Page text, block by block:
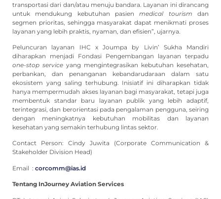
transportasi dari dan/atau menuju bandara. Layanan ini dirancang
untuk mendukung kebutuhan pasienmedical tourism dan
segmen prioritas, sehingga masyarakat dapat menikmati proses
layanan yang lebih praktis, nyaman, dan efisien”, ujarnya.
Peluncuran layanan IHC x Joumpa by Livin’ Sukha Mandiri
diharapkan menjadi Fondasi Pengembangan layanan terpadu
one-stop service yang mengintegrasikan kebutuhan kesehatan,
perbankan, dan penanganan kebandarudaraan dalam satu
ekosistem yang saling terhubung. Inisiatif ini diharapkan tidak
hanya mempermudah akses layanan bagi masyarakat, tetapi juga
membentuk standar baru layanan publik yang lebih adaptif,
terintegrasi, dan berorientasi pada pengalaman pengguna, seiring
dengan meningkatnya kebutuhan mobilitas dan layanan
kesehatan yang semakin terhubung lintas sektor.
Contact Person: Cindy Juwita (Corporate Communication &
Stakeholder Division Head)
Email : corcomm@ias.id
Tentang InJourney Aviation Services